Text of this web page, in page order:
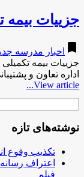
جزییات بیمه
bookmark اخبار مدرسه
جزییات بیمه
اداره تعاون و
View article...
نوشته‌های تازه
تکذیب وقوع
اعتراف
فیلم